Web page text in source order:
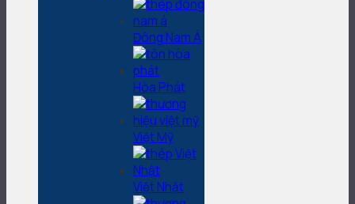
Đông Nam Á
Hòa Phát
Việt Mỹ
Việt Nhật